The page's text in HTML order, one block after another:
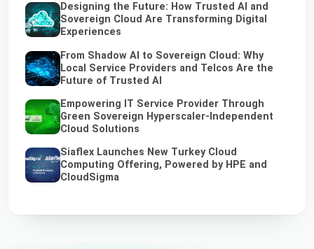
Designing the Future: How Trusted AI and
Sovereign Cloud Are Transforming Digital
Experiences
From Shadow AI to Sovereign Cloud: Why
Local Service Providers and Telcos Are the
Future of Trusted AI
Empowering IT Service Provider Through
Green Sovereign Hyperscaler-Independent
Cloud Solutions
Siaflex Launches New Turkey Cloud
Computing Offering, Powered by HPE and
CloudSigma